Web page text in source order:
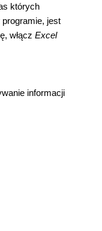
których
jest
włącz Excel
informacji